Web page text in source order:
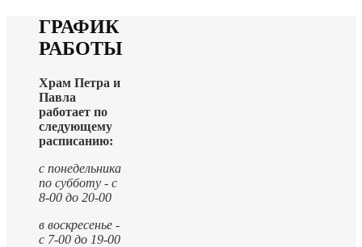
ГРАФИК
РАБОТЫ
Храм Петра и
Павла
работает по
следующему
расписанию:
с понедельника
по субботу - с
8-00 до 20-00
в воскресенье -
с 7-00 до 19-00